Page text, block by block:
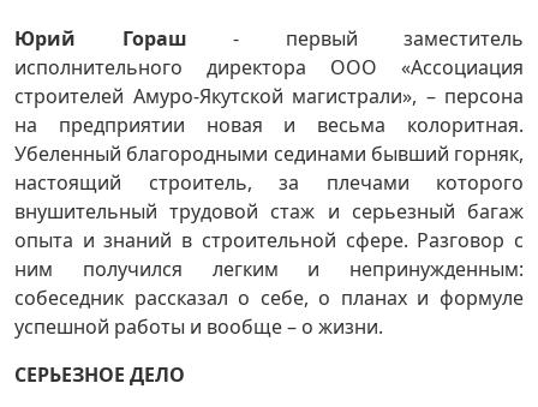
Юрий Гораш - первый заместитель
исполнительного директора ООО «Ассоциация
строителей Амуро-Якутской магистрали», – персона
на предприятии новая и весьма колоритная.
Убеленный благородными сединами бывший горняк,
настоящий строитель, за плечами которого
внушительный трудовой стаж и серьезный багаж
опыта и знаний в строительной сфере. Разговор с
ним получился легким и непринужденным:
собеседник рассказал о себе, о планах и формуле
успешной работы и вообще – о жизни.
СЕРЬЕЗНОЕ ДЕЛО